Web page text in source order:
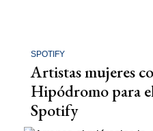
SPOTIFY
Artistas mujeres
Hipódromo para
Spotify